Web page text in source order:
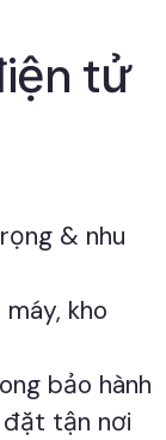
tử
& nhu
kho
bảo hành
tận nơi